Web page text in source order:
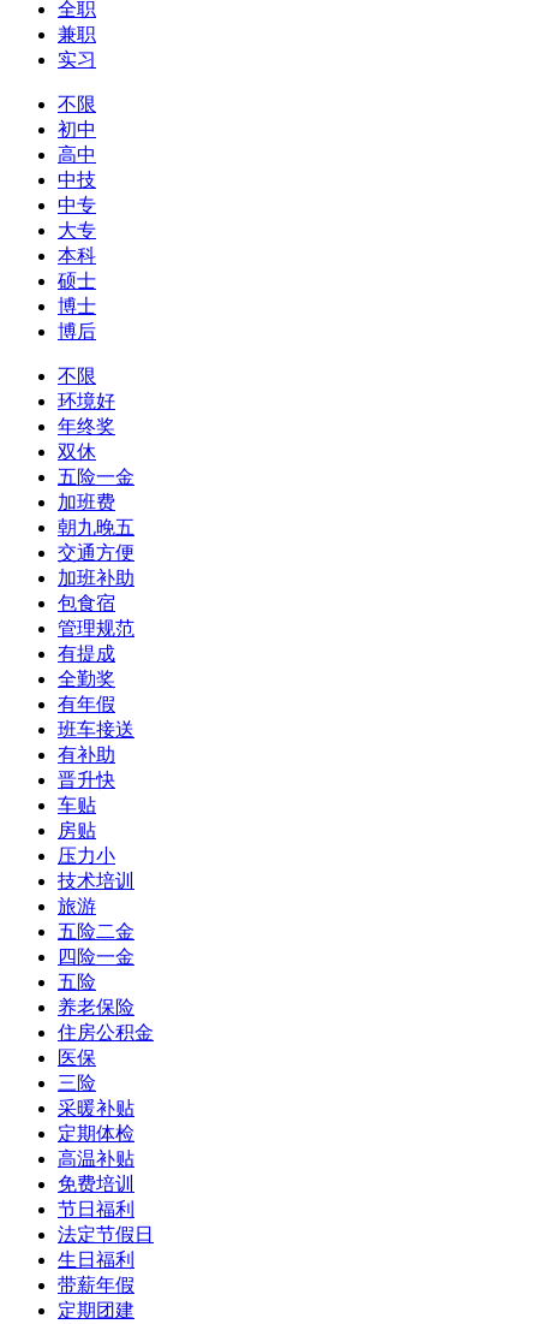
全职
兼职
实习
不限
初中
高中
中技
中专
大专
本科
硕士
博士
博后
不限
环境好
年终奖
双休
五险一金
加班费
朝九晚五
交通方便
加班补助
包食宿
管理规范
有提成
全勤奖
有年假
班车接送
有补助
晋升快
车贴
房贴
压力小
技术培训
旅游
五险二金
四险一金
五险
养老保险
住房公积金
医保
三险
采暖补贴
定期体检
高温补贴
免费培训
节日福利
法定节假日
生日福利
带薪年假
定期团建